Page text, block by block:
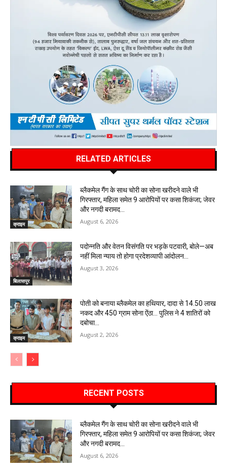
RELATED ARTICLES
क्राइम
ब्लैकमेल गैंग के साथ चोरी का सोना खरीदने वाले भी
गिरफ्तार, महिला समेत 9 आरोपियों पर कसा शिकंजा; जेवर
और नगदी बरामद…
August 6, 2026
बिलासपुर
पदोन्नति और वेतन विसंगति पर भड़के पटवारी, बोले—अब
नहीं मिला न्याय तो होगा प्रदेशव्यापी आंदोलन…
August 3, 2026
क्राइम
पोती को बनाया ब्लैकमेल का हथियार, दादा से 14.50 लाख
नकद और 450 ग्राम सोना ऐंठा… पुलिस ने 4 शातिरों को
दबोचा…
August 2, 2026
RECENT POSTS
ब्लैकमेल गैंग के साथ चोरी का सोना खरीदने वाले भी
गिरफ्तार, महिला समेत 9 आरोपियों पर कसा शिकंजा; जेवर
और नगदी बरामद…
August 6, 2026